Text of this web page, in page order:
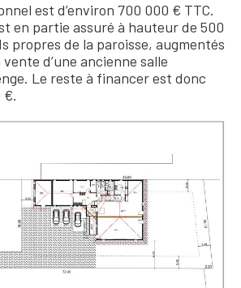
est d’environ 700 000 € TTC.
en partie assuré à hauteur de 500
propres de la paroisse, augmentés
d’une ancienne salle
Le reste à financer est donc
€.